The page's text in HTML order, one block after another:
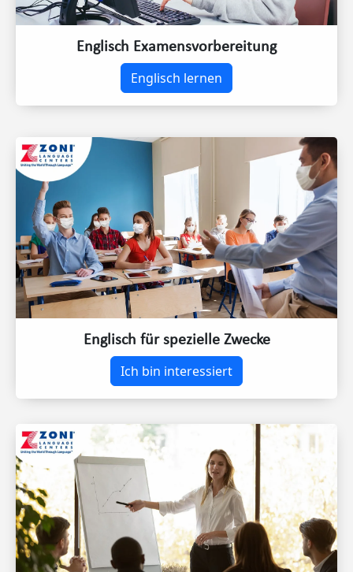
Englisch Examensvorbereitung
Englisch lernen
Englisch für spezielle Zwecke
Ich bin interessiert